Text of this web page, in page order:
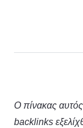
Ο πίνακας αυτός
backlinks